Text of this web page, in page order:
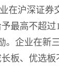
在沪深证
最高不超
。企业在新
板、优选板